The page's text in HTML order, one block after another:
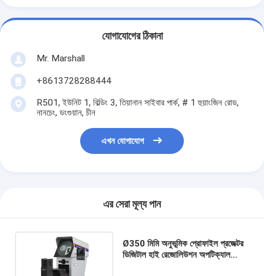
যোগাযোগের ঠিকানা
Mr. Marshall
+8613728288444
R501, ইউনিট 1, বিল্ডিং 3, তিয়ানান সাইবার পার্ক, # 1 হুয়াংজিন রোড,
নানচেং, ডংগুয়ান, চীন
এখন যোগাযোগ
এর সেরা মূল্য পান
Ø350 মিমি অনুভূমিক প্রোফাইল প্রজেক্টর
ডিজিটাল হাই রেজোলিউশন অপটিক্যাল